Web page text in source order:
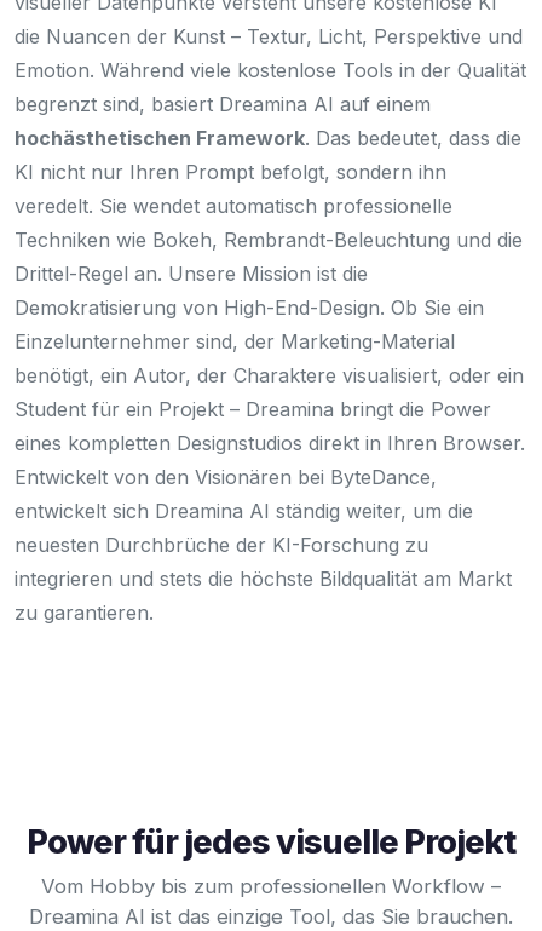
die Nuancen der Kunst – Textur, Licht, Perspektive und
Emotion. Während viele kostenlose Tools in der Qualität
begrenzt sind, basiert Dreamina AI auf einem
hochästhetischen Framework. Das bedeutet, dass die
KI nicht nur Ihren Prompt befolgt, sondern ihn
veredelt. Sie wendet automatisch professionelle
Techniken wie Bokeh, Rembrandt-Beleuchtung und die
Drittel-Regel an. Unsere Mission ist die
Demokratisierung von High-End-Design. Ob Sie ein
Einzelunternehmer sind, der Marketing-Material
benötigt, ein Autor, der Charaktere visualisiert, oder ein
Student für ein Projekt – Dreamina bringt die Power
eines kompletten Designstudios direkt in Ihren Browser.
Entwickelt von den Visionären bei ByteDance,
entwickelt sich Dreamina AI ständig weiter, um die
neuesten Durchbrüche der KI-Forschung zu
integrieren und stets die höchste Bildqualität am Markt
zu garantieren.
Power für jedes visuelle Projekt
Vom Hobby bis zum professionellen Workflow –
Dreamina AI ist das einzige Tool, das Sie brauchen.